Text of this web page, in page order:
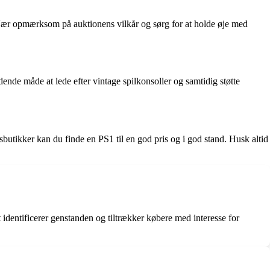
opmærksom på auktionens vilkår og sørg for at holde øje med
måde at lede efter vintage spilkonsoller og samtidig støtte
kan du finde en PS1 til en god pris og i god stand. Husk altid
genstanden og tiltrækker købere med interesse for